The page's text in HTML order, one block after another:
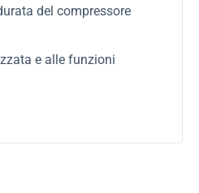
del compressore
e alle funzioni